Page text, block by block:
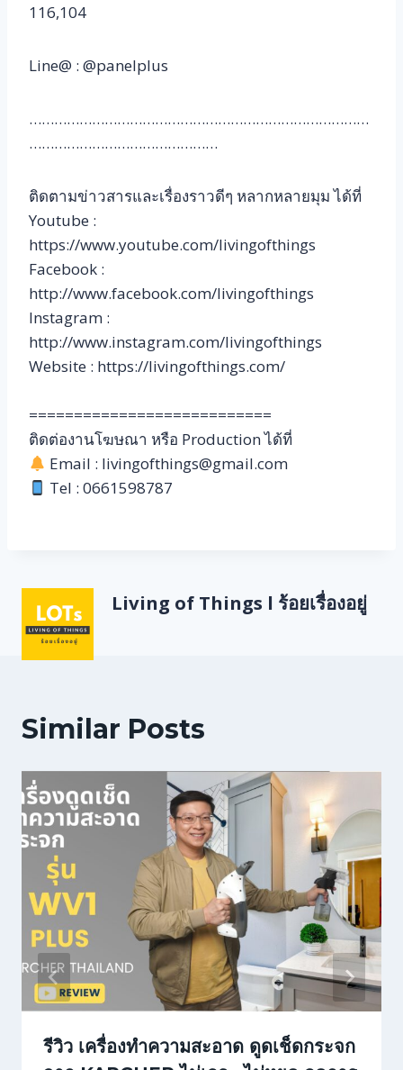
116,104
Line@ : @panelplus
………………………………………………………………………
………………………………………
ติดตามข่าวสารและเรื่องราวดีๆ หลากหลายมุม ได้ที่
Youtube :
https://www.youtube.com/livingofthings
Facebook :
http://www.facebook.com/livingofthings
Instagram :
http://www.instagram.com/livingofthings
Website : https://livingofthings.com/
===========================
ติดต่องานโฆษณา หรือ Production ได้ที่
Email : livingofthings@gmail.com
Tel : 0661598787
Living of Things l ร้อยเรื่องอยู่
Similar Posts
รีวิว เครื่องทำความสะอาด ดูดเช็ดกระจก